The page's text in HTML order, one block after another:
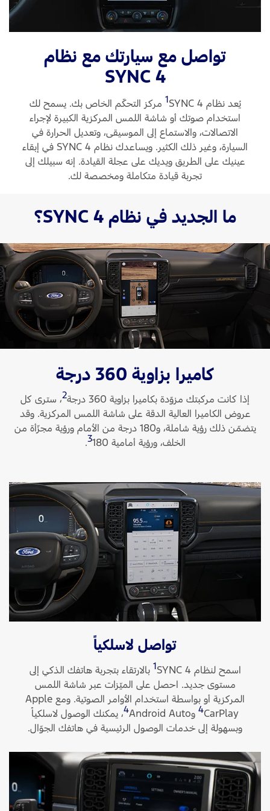
الامارات
المتحدة
اليمن
Ford Protect لمحة عامة عن
باقة العناية الفائقة
دعم المزامنة
أجزاء
قطع غيار فورد الأصلية
موتوركرافت
قطع مقلدة
اتصل بنا
البحث عن الوكيل
الأسئلة الشائعة
تواصل مع سيارتك مع نظام
SYNC 4
يُعد نظام SYNC 4 1 ‏ مركز التحكّم الخاص بك. يسمح لك
استخدام صوتك أو شاشة اللمس المركزية الكبيرة لإجراء
الاتصالات، والاستماع إلى الموسيقى، وتعديل الحرارة في
السيارة، وغير ذلك الكثير. ويساعدك نظام SYNC 4 في إبقاء
عينيك على الطريق ويديك على عجلة القيادة. إنه سبيلك إلى
تجربة قيادة متكاملة ومخصصة لك.
ما الجديد في نظام SYNC 4؟
كاميرا بزاوية 360 درجة
إذا كانت مركبتك مزوّدة بكاميرا بزاوية 360 درجة 2، سترى كل
عروض الكاميرا العالية الدقة على شاشة اللمس المركزية. وقد
يتضمّن ذلك رؤية شاملة، و180 درجة من الأمام ورؤية مجزّأة من
الخلف، ورؤية أمامية 180
3
‏.
تواصل لاسلكياً
اسمح لنظام SYNC 4‏ 1 بالارتقاء بتجربة هاتفك الذكي إلى
مستوى جديد. احصل على الميّزات عبر شاشة اللمس
المركزية أو بواسطة استخدام الأوامر الصوتية. ومع Apple
CarPlay
4 وAndroid Auto 4‏، يمكنك الوصول لاسلكياً
وبسهولة إلى خدمات الوصول الرئيسية في هاتفك الجوّال.